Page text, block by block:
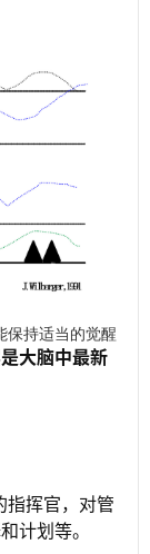
保持适当的觉醒
大脑中最新
挥官，对管
计划等。